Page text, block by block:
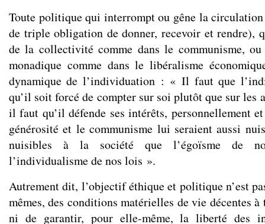
Toute politique qui interrompt ou gêne la
de triple obligation de donner, recevoir et rendre),
de la collectivité comme dans le communisme,
monadique comme dans le libéralisme
dynamique de l’individuation : « Il faut que
qu’il soit forcé de compter sur soi plutôt que sur les
il faut qu’il défende ses intérêts, personnellement et
générosité et le communisme lui seraient aussi
nuisibles à la société que l’égoïsme de
l’individualisme de nos lois ».
Autrement dit, l’objectif éthique et politique n’est
mêmes, des conditions matérielles de vie décentes
ni de garantir, pour elle-même, la liberté des